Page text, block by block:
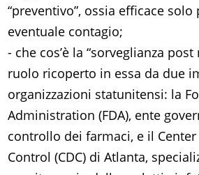
“preventivo”, ossia efficace
eventuale contagio;
- che cos’è la “sorveglianza
ruolo ricoperto in essa da due
organizzazioni statunitensi: la
Administration (FDA), ente
controllo dei farmaci, e il
Control (CDC) di Atlanta,